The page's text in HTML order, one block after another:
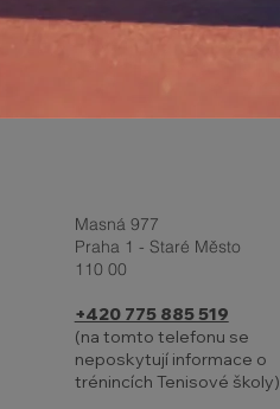
Masná 977
Praha 1 - Staré Město
110 00
+420 775 885 519
(na tomto telefonu se
neposkytují informace o
trénincích Tenisové školy)